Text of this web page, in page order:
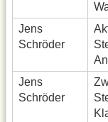
Jens
Schröder
Jens
Schröder